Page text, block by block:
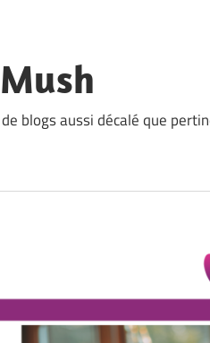
blogs aussi décalé que